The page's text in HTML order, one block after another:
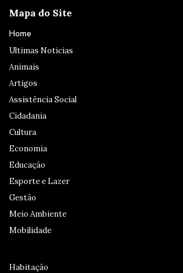
Mapa do Site
Home
Ultimas Noticias
Animais
Artigos
Assistência Social
Cidadania
Cultura
Economia
Educação
Esporte e Lazer
Gestão
Meio Ambiente
Mobilidade
Habitação